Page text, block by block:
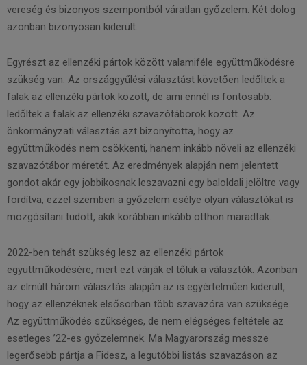
vereség és bizonyos szempontból váratlan győzelem. Két dolog
azonban bizonyosan kiderült.
Egyrészt az ellenzéki pártok között valamiféle együttműködésre
szükség van. Az országgyűlési választást követően ledőltek a
falak az ellenzéki pártok között, de ami ennél is fontosabb:
ledőltek a falak az ellenzéki szavazótáborok között. Az
önkormányzati választás azt bizonyította, hogy az
együttműködés nem csökkenti, hanem inkább növeli az ellenzéki
szavazótábor méretét. Az eredmények alapján nem jelentett
gondot akár egy jobbikosnak leszavazni egy baloldali jelöltre vagy
fordítva, ezzel szemben a győzelem esélye olyan választókat is
mozgósítani tudott, akik korábban inkább otthon maradtak.
2022-ben tehát szükség lesz az ellenzéki pártok
együttműködésére, mert ezt várják el tőlük a választók. Azonban
az elmúlt három választás alapján az is egyértelműen kiderült,
hogy az ellenzéknek elsősorban több szavazóra van szüksége.
Az együttműködés szükséges, de nem elégséges feltétele az
esetleges ’22-es győzelemnek. Ma Magyarország messze
legerősebb pártja a Fidesz, a legutóbbi listás szavazáson az